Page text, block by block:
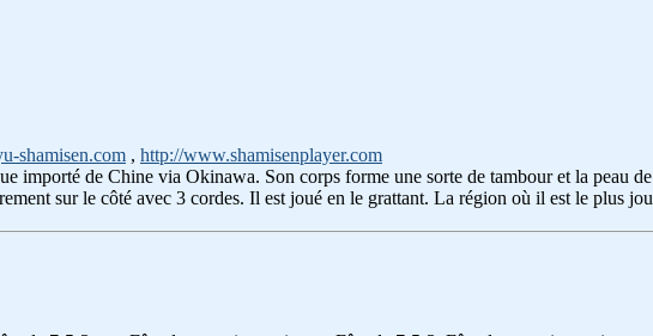
shamisen.com , http://www.shamisenplayer.com
importé de Chine via Okinawa. Son corps forme une sorte de tambour et la peau
sur le côté avec 3 cordes. Il est joué en le grattant. La région où il est le plus